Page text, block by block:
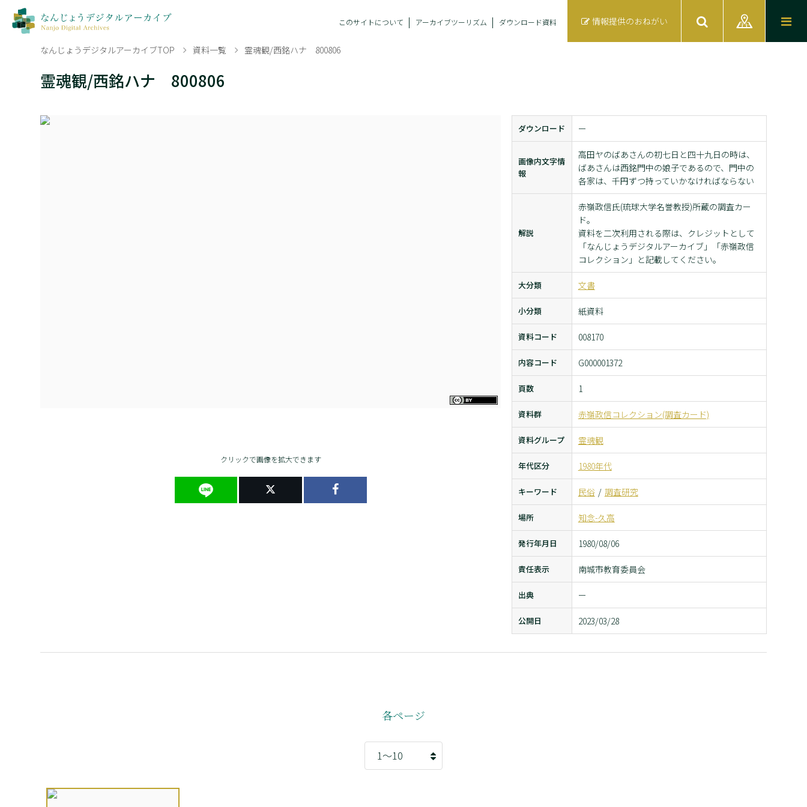
このサイトについて アーカイブツーリズム ダウンロード資料 情報提供のおねがい
なんじょうデジタルアーカイブTOP 資料一覧 霊魂観/西銘ハナ 800806
霊魂観/西銘ハナ 800806
クリックで画像を拡大できます
ダウンロード ー
画像内文字情
報
高田ヤのばあさんの初七日と四十九日の時は、
ばあさんは西銘門中の娘子であるので、門中の
各家は、千円ずつ持っていかなければならない
解説
赤嶺政信氏(琉球大学名誉教授)所蔵の調査カー
ド。
資料を二次利用される際は、クレジットとして
「なんじょうデジタルアーカイブ」「赤嶺政信
コレクション」と記載してください。
大分類 文書
小分類 紙資料
資料コード 008170
内容コード G000001372
頁数 1
資料群 赤嶺政信コレクション(調査カード)
資料グループ 霊魂観
年代区分 1980年代
キーワード 民俗 調査研究
場所 知念-久高
発行年月日 1980/08/06
責任表示 南城市教育委員会
出典 ー
公開日 2023/03/28
各ページ